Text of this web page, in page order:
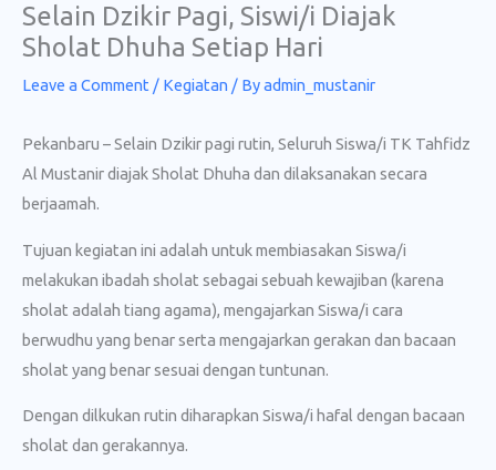
SkipSelain Dzikir Pagi, Siswi/i Diajak
Sholat Dhuha Setiap Hari
Leave a Comment / Kegiatan / Byadmin_mustanir
Pekanbaru – Selain Dzikir pagi rutin, Seluruh Siswa/i TK Tahfidz
Al Mustanir diajak Sholat Dhuha dan dilaksanakan secara
berjaamah.
Tujuan kegiatan ini adalah untuk membiasakan Siswa/i
melakukan ibadah sholat sebagai sebuah kewajiban (karena
sholat adalah tiang agama), mengajarkan Siswa/i cara
berwudhu yang benar serta mengajarkan gerakan dan bacaan
sholat yang benar sesuai dengan tuntunan.
Dengan dilkukan rutin diharapkan Siswa/i hafal dengan bacaan
sholat dan gerakannya.